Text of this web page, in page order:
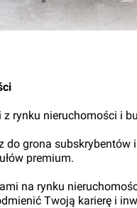
rynku nieruchomości i
do grona subskrybentów
premium.
na rynku
Twoją karierę i